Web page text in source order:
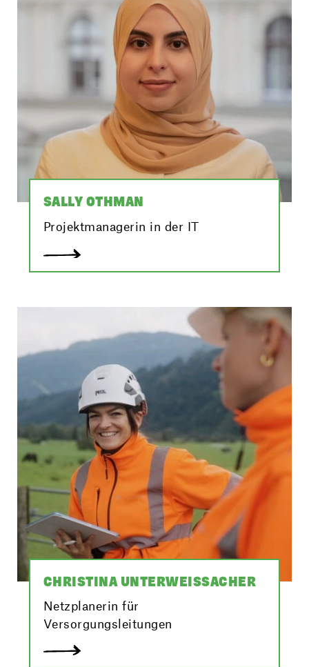
SALLY OTHMAN
Projektmanagerin in der IT
CHRISTINA UNTERWEISSACHER
Netzplanerin für
Versorgungsleitungen